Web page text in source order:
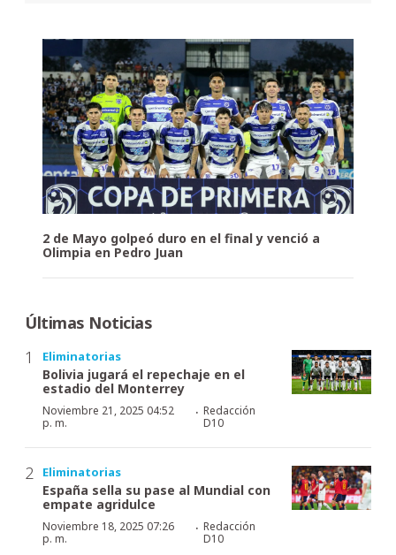
2 de Mayo golpeó duro en el final y venció a
Olimpia en Pedro Juan
Últimas Noticias
Eliminatorias
Bolivia jugará el repechaje en el
estadio del Monterrey
Noviembre 21, 2025 04:52
p. m.
·Redacción
D10
Eliminatorias
España sella su pase al Mundial con
empate agridulce
Noviembre 18, 2025 07:26
p. m.
·Redacción
D10